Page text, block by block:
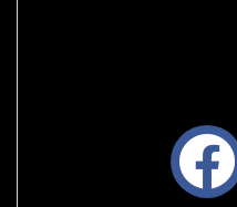
facebook